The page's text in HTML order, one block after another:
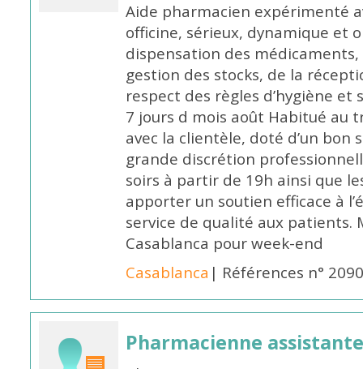
Aide pharmacien expérimenté
officine, sérieux, dynamique et
dispensation des
gestion des stocks, de la
respect des règles d’hygiène
7 jours d mois août Habitué au
avec la clientèle, doté d’un bon
grande discrétion
soirs à partir de 19h ainsi que
apporter un soutien efficace à
service de qualité aux patients.
Casablanca pour week-end
Casablanca | Références n°
Pharmacienne